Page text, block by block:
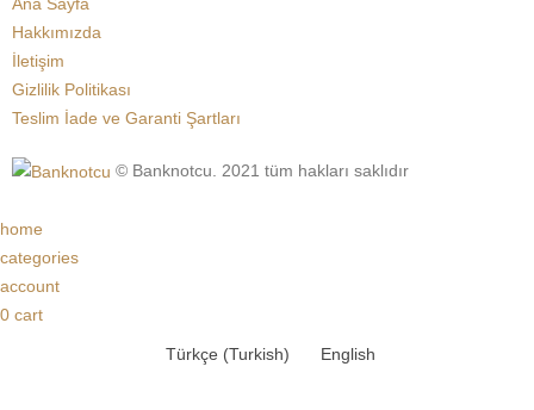
Hakkımızda
İletişim
Gizlilik Politikası
Teslim İade ve Garanti Şartları
© Banknotcu. 2021 tüm hakları saklıdır
home
categories
account
0 cart
Türkçe (Turkish) English